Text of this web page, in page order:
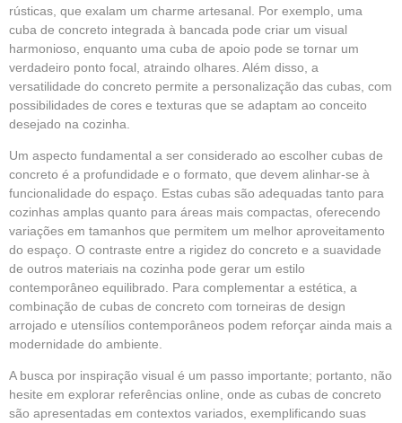
rústicas, que exalam um charme artesanal. Por exemplo, uma
cuba de concreto integrada à bancada pode criar um visual
harmonioso, enquanto uma cuba de apoio pode se tornar um
verdadeiro ponto focal, atraindo olhares. Além disso, a
versatilidade do concreto permite a personalização das cubas, com
possibilidades de cores e texturas que se adaptam ao conceito
desejado na cozinha.
Um aspecto fundamental a ser considerado ao escolher cubas de
concreto é a profundidade e o formato, que devem alinhar-se à
funcionalidade do espaço. Estas cubas são adequadas tanto para
cozinhas amplas quanto para áreas mais compactas, oferecendo
variações em tamanhos que permitem um melhor aproveitamento
do espaço. O contraste entre a rigidez do concreto e a suavidade
de outros materiais na cozinha pode gerar um estilo
contemporâneo equilibrado. Para complementar a estética, a
combinação de cubas de concreto com torneiras de design
arrojado e utensílios contemporâneos podem reforçar ainda mais a
modernidade do ambiente.
A busca por inspiração visual é um passo importante; portanto, não
hesite em explorar referências online, onde as cubas de concreto
são apresentadas em contextos variados, exemplificando suas